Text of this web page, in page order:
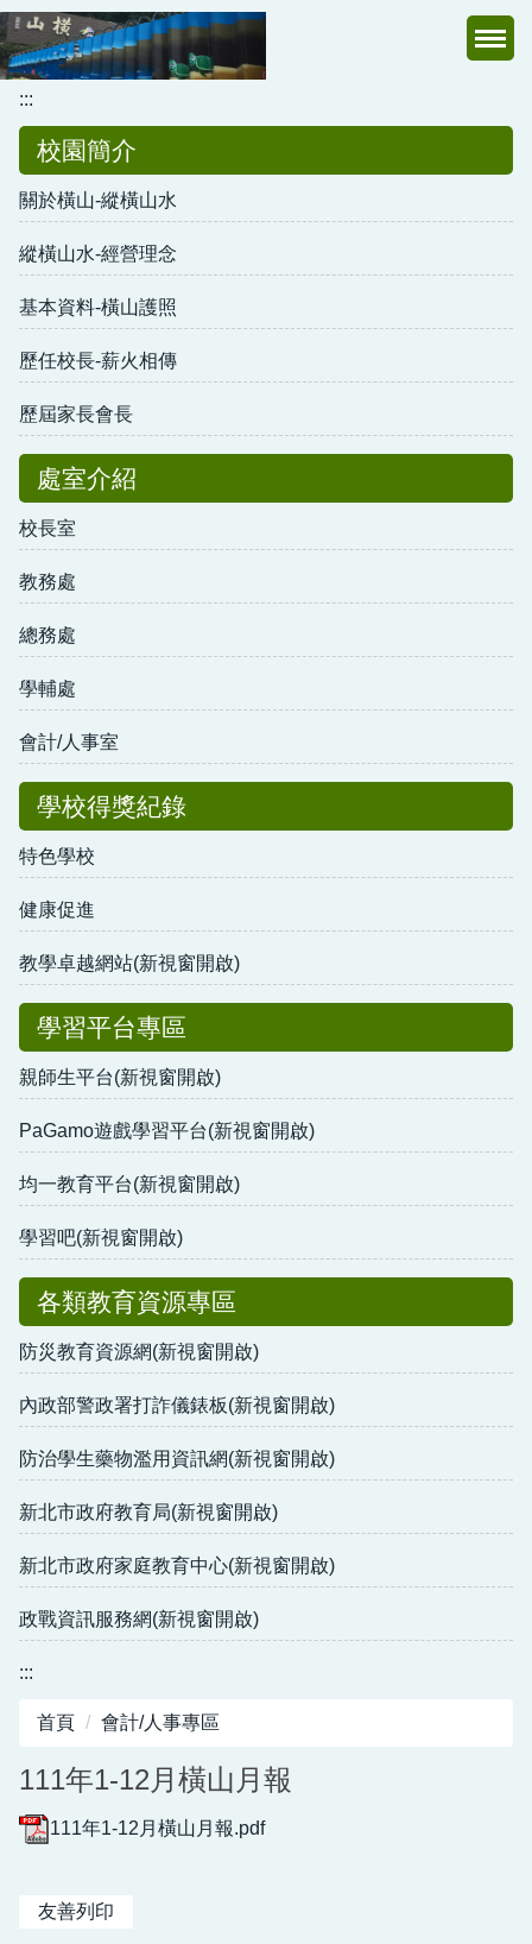
跳
到
主
要
內
區
:::
校園簡介
關於橫山-縱橫山水
縱橫山水-經營理念
基本資料-橫山護照
歷任校長-薪火相傳
歷屆家長會長
處室介紹
校長室
教務處
總務處
學輔處
會計/人事室
學校得獎紀錄
特色學校
健康促進
教學卓越網站(新視窗開啟)
學習平台專區
親師生平台(新視窗開啟)
PaGamo遊戲學習平台(新視窗開啟)
均一教育平台(新視窗開啟)
學習吧(新視窗開啟)
各類教育資源專區
防災教育資源網(新視窗開啟)
內政部警政署打詐儀錶板(新視窗開啟)
防治學生藥物濫用資訊網(新視窗開啟)
新北市政府教育局(新視窗開啟)
新北市政府家庭教育中心(新視窗開啟)
政戰資訊服務網(新視窗開啟)
:::
首頁 會計/人事專區
111年1-12月橫山月報
111年1-12月橫山月報.pdf
友善列印